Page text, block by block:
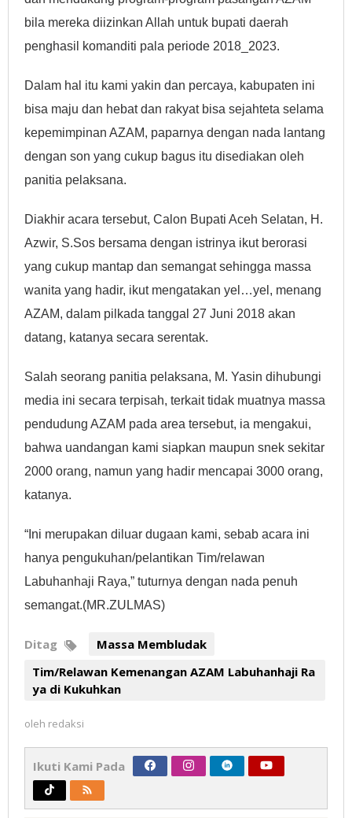
bila mereka diizinkan Allah untuk bupati daerah
penghasil komanditi pala periode 2018_2023.
Dalam hal itu kami yakin dan percaya, kabupaten ini
bisa maju dan hebat dan rakyat bisa sejahteta selama
kepemimpinan AZAM, paparnya dengan nada lantang
dengan son yang cukup bagus itu disediakan oleh
panitia pelaksana.
Diakhir acara tersebut, Calon Bupati Aceh Selatan, H.
Azwir, S.Sos bersama dengan istrinya ikut berorasi
yang cukup mantap dan semangat sehingga massa
wanita yang hadir, ikut mengatakan yel…yel, menang
AZAM, dalam pilkada tanggal 27 Juni 2018 akan
datang, katanya secara serentak.
Salah seorang panitia pelaksana, M. Yasin dihubungi
media ini secara terpisah, terkait tidak muatnya massa
pendudung AZAM pada area tersebut, ia mengakui,
bahwa uandangan kami siapkan maupun snek sekitar
2000 orang, namun yang hadir mencapai 3000 orang,
katanya.
“Ini merupakan diluar dugaan kami, sebab acara ini
hanya pengukuhan/pelantikan Tim/relawan
Labuhanhaji Raya,” tuturnya dengan nada penuh
semangat.(MR.ZULMAS)
Ditag
Massa Membludak
Tim/Relawan Kemenangan AZAM Labuhanhaji Ra
ya di Kukuhkan
oleh redaksi
Ikuti Kami Pada